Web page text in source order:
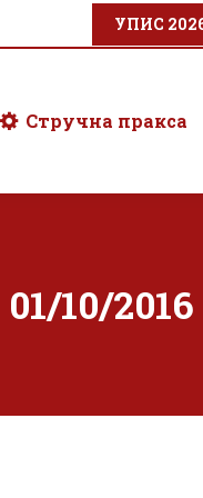
УПИС
Стручна пракса
01/10/2016